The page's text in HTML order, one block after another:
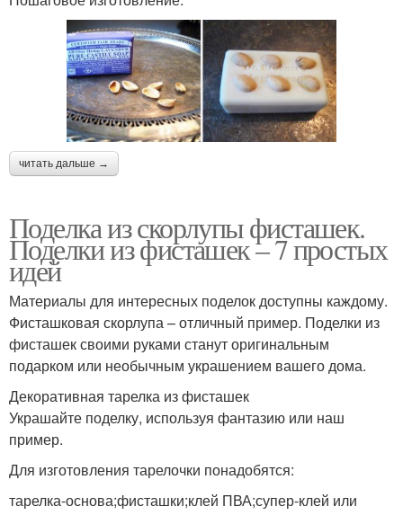
читать дальше →
Поделка из скорлупы фисташек.
Поделки из фисташек – 7 простых
идей
Материалы для интересных поделок доступны каждому.
Фисташковая скорлупа – отличный пример. Поделки из
фисташек своими руками станут оригинальным
подарком или необычным украшением вашего дома.
Декоративная тарелка из фисташек
Украшайте поделку, используя фантазию или наш
пример.
Для изготовления тарелочки понадобятся:
тарелка-основа;фисташки;клей ПВА;супер-клей или